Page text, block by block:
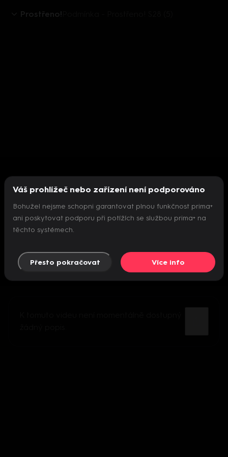
Prostřeno!
Nepodařilo se inicializovat přehrávač
Váš prohlížeč nebo zařízení není podporováno
Bohužel nejsme schopni garantovat plnou funkčnost prima+
ani poskytovat podporu při potížích se službou prima+ na
těchto systémech.
Přesto pokračovat Více info